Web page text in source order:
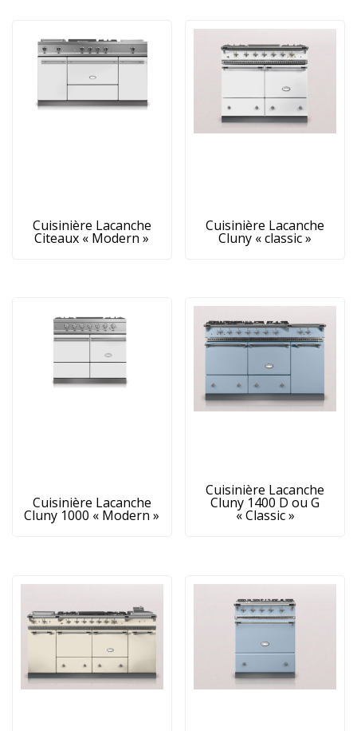
Cuisinière Lacanche
Citeaux « Modern »
Cuisinière Lacanche
Cluny « classic »
Cuisinière Lacanche
Cluny 1000 « Modern »
Cuisinière Lacanche
Cluny 1400 D ou G
« Classic »